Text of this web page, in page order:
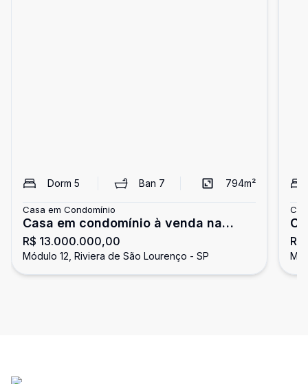
Dorm 5 Ban 7 794m²
Casa em Condomínio
Casa em condomínio à venda na
Riviera de São Lourenço
R$ 13.000.000,00
Módulo 12, Riviera de São Lourenço - SP